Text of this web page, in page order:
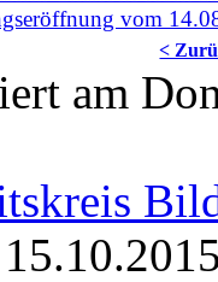
vom
<
am